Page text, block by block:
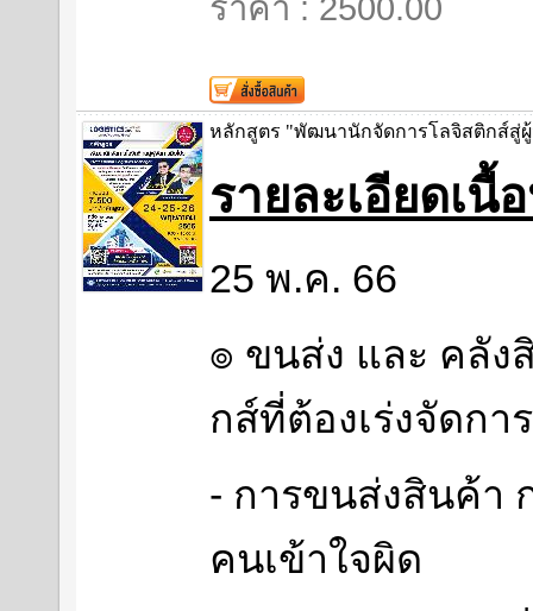
หลักสูตร "พัฒนานักจัดการโลจิสติกส์สู่ผู้
รายละเอียดเนื้
25 พ.ค. 66
๏ ขนส่ง และ คลั
กส์ที่ต้องเร่งจัดการ
- การขนส่งสินค้า
คนเข้าใจผิด